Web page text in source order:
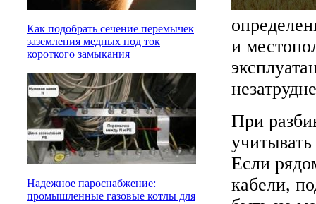
Как подобрать сечение перемычек
заземления медных под ток
короткого замыкания
Надежное пароснабжение:
промышленные газовые котлы для
и
При
Если
кабели,